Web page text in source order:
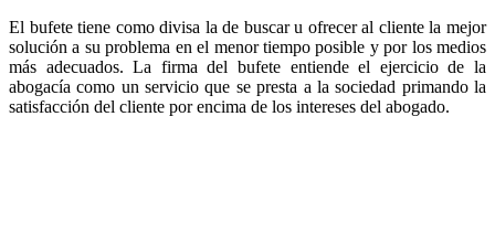
El bufete tiene como divisa la de buscar u ofrecer al cliente la mejor
solución a su problema en el menor tiempo posible y por los medios
más adecuados. La firma del bufete entiende el ejercicio de la
abogacía como un servicio que se presta a la sociedad primando la
satisfacción del cliente por encima de los intereses del abogado.